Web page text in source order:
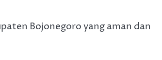
Bojonegoro yang aman dan